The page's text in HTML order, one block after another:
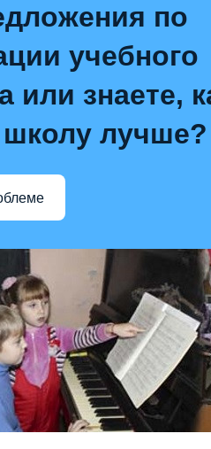
по
учебного
или знаете,
школу лучше?